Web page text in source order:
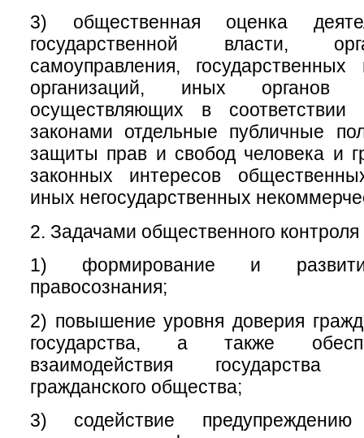
3) общественная оценка
государственной власти,
самоуправления,
организаций, иных органов
осуществляющих в
законами отдельные публичные
защиты прав и свобод человека и
законных интересов
иных негосударственных
2. Задачами общественного контроля
1) формирование и
правосознания;
2) повышение уровня доверия
государства, а также
взаимодействия
гражданского общества;
3) содействие